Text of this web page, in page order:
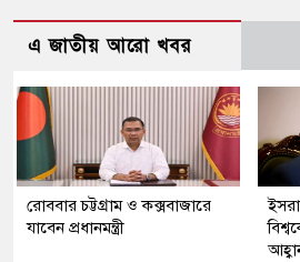
এ জাতীয় আরো খবর
রোববার চট্টগ্রাম ও কক্সবাজারে
যাবেন প্রধানমন্ত্রী